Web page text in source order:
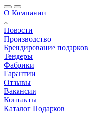
О Компании
Новости
Производство
Брендирование подарков
Тендеры
Фабрики
Гарантии
Отзывы
Вакансии
Контакты
Каталог Подарков